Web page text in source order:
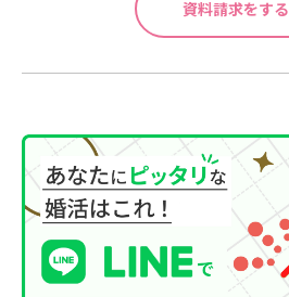
資料請求をする